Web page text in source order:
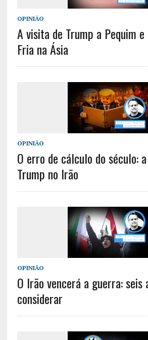
OPINIÃO
A visita de Trump a Pequim e
Fria na Ásia
OPINIÃO
O erro de cálculo do século:
Trump no Irão
OPINIÃO
O Irão vencerá a guerra: seis
considerar